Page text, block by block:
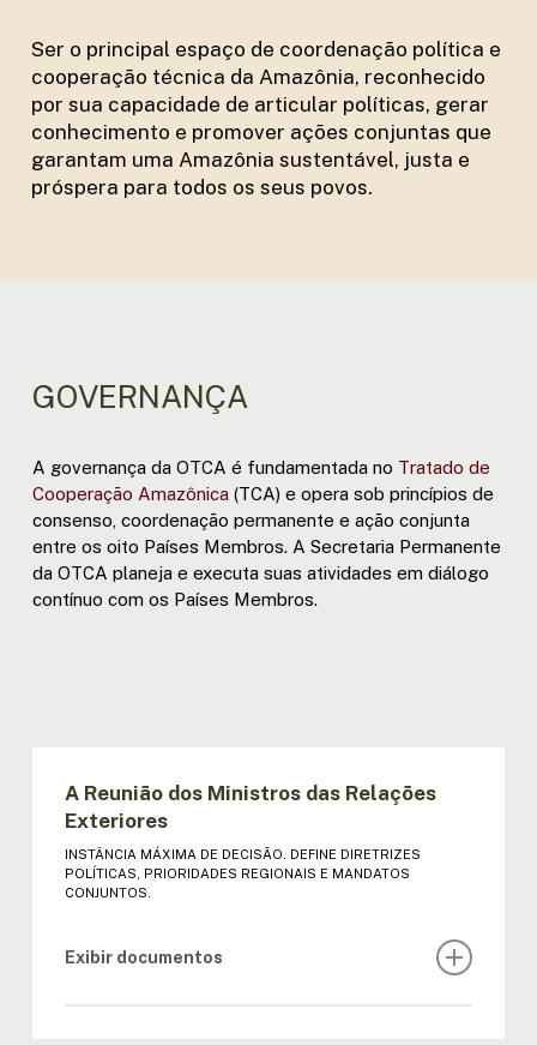
Ser o principal espaço de coordenação política e
cooperação técnica da Amazônia, reconhecido
por sua capacidade de articular políticas, gerar
conhecimento e promover ações conjuntas que
garantam uma Amazônia sustentável, justa e
próspera para todos os seus povos.
GOVERNANÇA
A governança da OTCA é fundamentada no Tratado de
Cooperação Amazônica (TCA) e opera sob princípios de
consenso, coordenação permanente e ação conjunta
entre os oito Países Membros. A Secretaria Permanente
da OTCA planeja e executa suas atividades em diálogo
contínuo com os Países Membros.
A Reunião dos Ministros das Relações
Exteriores
INSTÂNCIA MÁXIMA DE DECISÃO. DEFINE DIRETRIZES
POLÍTICAS, PRIORIDADES REGIONAIS E MANDATOS
CONJUNTOS.
Exibir documentos